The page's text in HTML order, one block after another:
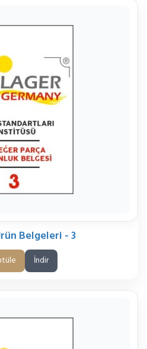
Belgeleri - 3
İndir